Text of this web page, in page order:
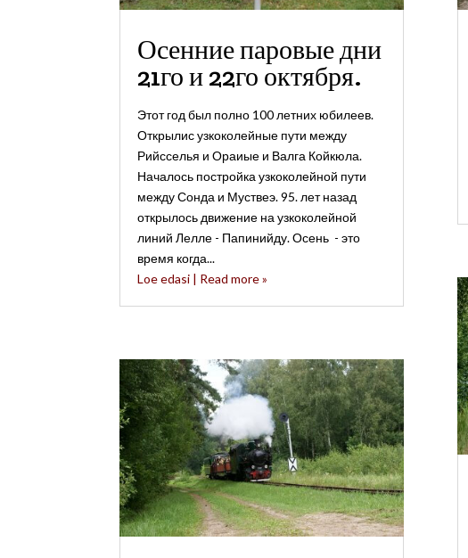
Осенние паровые дни
21го и 22го октября.
Этот год был полно 100 летних юбилеев.
Открылис узкоколейные пути между
Рийсселья и Ораиые и Валга Койкюла.
Началось постройка узкоколейной пути
между Сонда и Муствеэ. 95. лет назад
открылось движение на узкоколейной
линий Лелле - Папинийду. Осень - это
время когда...
Loe edasi | Read more »